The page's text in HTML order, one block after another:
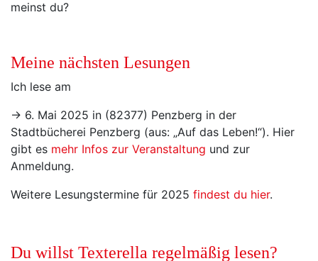
meinst du?
Meine nächsten Lesungen
Ich lese am
→ 6. Mai 2025 in (82377) Penzberg in der
Stadtbücherei Penzberg (aus: „Auf das Leben!“). Hier
gibt es mehr Infos zur Veranstaltung und zur
Anmeldung.
Weitere Lesungstermine für 2025 findest du hier.
Du willst Texterella regelmäßig lesen?